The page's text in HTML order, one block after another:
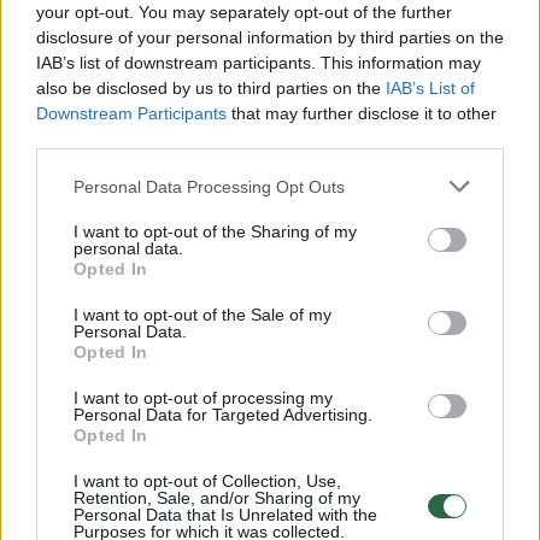
your opt-out. You may separately opt-out of the further
disclosure of your personal information by third parties on the
IAB’s list of downstream participants. This information may
also be disclosed by us to third parties on the IAB’s List of
Downstream Participants that may further disclose it to other
Personal Data Processing Opt Outs
I want to opt-out of the Sharing of my
personal data.
Opted In
I want to opt-out of the Sale of my
Personal Data.
Opted In
I want to opt-out of processing my
Personal Data for Targeted Advertising.
Opted In
I want to opt-out of Collection, Use,
Retention, Sale, and/or Sharing of my
Personal Data that Is Unrelated with the
Purposes for which it was collected.
Susiję straipsniai
Įtempto susitikimo fone –
svarbūs tikslai Lietuvai ir V.
Zelenskiui
(1)